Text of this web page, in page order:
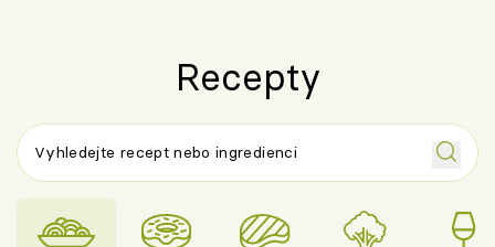
Recepty